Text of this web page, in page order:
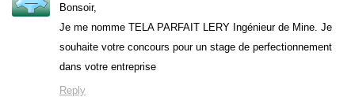
Bonsoir,
Je me nomme TELA PARFAIT LERY Ingénieur de Mine. Je
souhaite votre concours pour un stage de perfectionnement
dans votre entreprise
Reply